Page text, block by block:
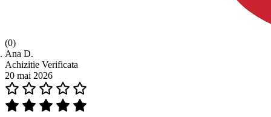
(0)
Ana D.
Achizitie Verificata
20 mai 2026